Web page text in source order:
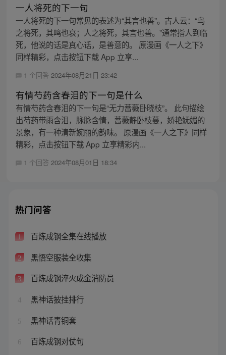
一人将死的下一句
一人将死的下一句常见的表述为“其言也善”。古人云：“鸟
之将死，其鸣也哀；人之将死，其言也善。”通常指人到临
死，他说的话是真心话，是善意的。 原漫画《一人之下》
同样精彩，点击按钮下载 App 立享...
1 个回答 2024年08月21日 23:42
有情芍药含春泪的下一句是什么
有情芍药含春泪的下一句是“无力蔷薇卧晓枝”。 此句描绘
出芍药带雨含泪，脉脉含情，蔷薇静卧枝蔓，娇艳妩媚的
景象，有一种清新婉丽的韵味。 原漫画《一人之下》同样
精彩，点击按钮下载 App 立享精彩内...
1 个回答 2024年08月01日 18:34
热门问答
1 百炼成钢全集在线播放
2 黑悟空服装全收集
3 百炼成钢淬火成金消防员
4 黑神话披挂排行
5 黑神话青铜套
6 百炼成钢对仗句